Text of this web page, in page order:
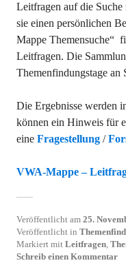
Leitfragen auf die Suche
sie einen persönlichen
Mappe Themensuche“
Leitfragen. Die
Themenfindungstage an
Die Ergebnisse werden
können ein Hinweis für
eine Fragestellung /
VWA-Mappe –
Veröffentlicht am 25.
Veröffentlicht in
Markiert mit Leitfragen,
Schreib einen Kommentar